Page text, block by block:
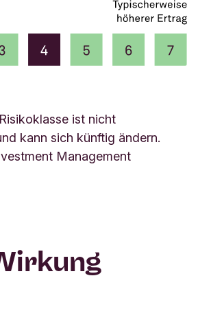
ist nicht
kann sich künftig ändern.
Management